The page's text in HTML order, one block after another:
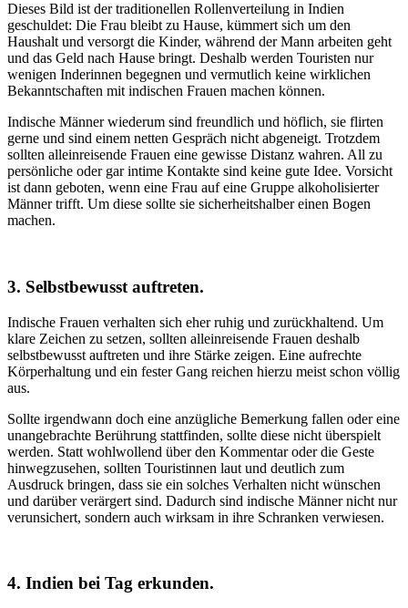
Dieses Bild ist der traditionellen Rollenverteilung in Indien
geschuldet: Die Frau bleibt zu Hause, kümmert sich um den
Haushalt und versorgt die Kinder, während der Mann arbeiten geht
und das Geld nach Hause bringt. Deshalb werden Touristen nur
wenigen Inderinnen begegnen und vermutlich keine wirklichen
Bekanntschaften mit indischen Frauen machen können.
Indische Männer wiederum sind freundlich und höflich, sie flirten
gerne und sind einem netten Gespräch nicht abgeneigt. Trotzdem
sollten alleinreisende Frauen eine gewisse Distanz wahren. All zu
persönliche oder gar intime Kontakte sind keine gute Idee. Vorsicht
ist dann geboten, wenn eine Frau auf eine Gruppe alkoholisierter
Männer trifft. Um diese sollte sie sicherheitshalber einen Bogen
machen.
3. Selbstbewusst auftreten.
Indische Frauen verhalten sich eher ruhig und zurückhaltend. Um
klare Zeichen zu setzen, sollten alleinreisende Frauen deshalb
selbstbewusst auftreten und ihre Stärke zeigen. Eine aufrechte
Körperhaltung und ein fester Gang reichen hierzu meist schon völlig
aus.
Sollte irgendwann doch eine anzügliche Bemerkung fallen oder eine
unangebrachte Berührung stattfinden, sollte diese nicht überspielt
werden. Statt wohlwollend über den Kommentar oder die Geste
hinwegzusehen, sollten Touristinnen laut und deutlich zum
Ausdruck bringen, dass sie ein solches Verhalten nicht wünschen
und darüber verärgert sind. Dadurch sind indische Männer nicht nur
verunsichert, sondern auch wirksam in ihre Schranken verwiesen.
4. Indien bei Tag erkunden.